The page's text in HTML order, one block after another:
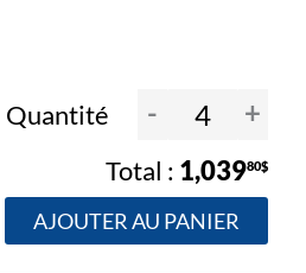
Quantité - +
1,03980$
AJOUTER AU PANIER